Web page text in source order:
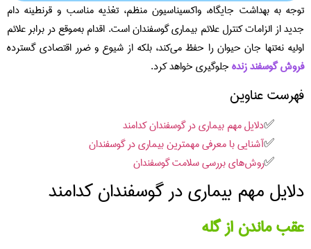
به بهداشت جایگاه، واکسیناسیون منظم، تغذیه مناسب و قرنطینه دام
از الزامات کنترل علائم بیماری‌ گوسفندان است. اقدام به‌موقع در برابر علائم
نه‌تنها جان حیوان را حفظ می‌کند، بلکه از شیوع و ضرر اقتصادی گسترده
گوسفند زندهجلوگیری خواهد کرد.
عناوین
دلایل مهم بیماری در گوسفندان کدامند
آشنایی با معرفی مهمترین بیماری در گوسفندان
روش‌های بررسی سلامت گوسفندان
مهم بیماری در گوسفندان کدامند
ماندن از گله